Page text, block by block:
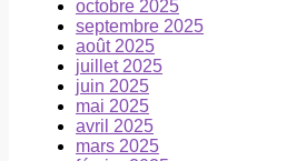
octobre 2025
septembre 2025
août 2025
juillet 2025
juin 2025
mai 2025
avril 2025
mars 2025